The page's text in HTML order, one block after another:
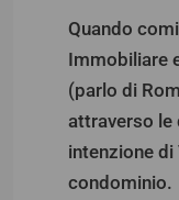
Quando
Immobiliare
(parlo di
attraverso le
intenzione di
condominio.